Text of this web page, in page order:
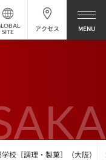
アクセス
SITE
校［調理・製菓］（大阪）